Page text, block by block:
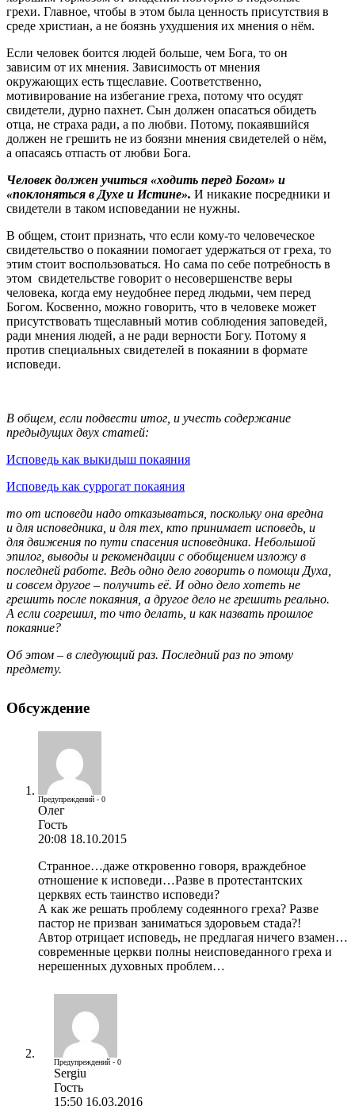
грехи. Главное, чтобы в этом была ценность присутствия в
среде христиан, а не боязнь ухудшения их мнения о нём.
Если человек боится людей больше, чем Бога, то он
зависим от их мнения. Зависимость от мнения
окружающих есть тщеславие. Соответственно,
мотивирование на избегание греха, потому что осудят
свидетели, дурно пахнет. Сын должен опасаться обидеть
отца, не страха ради, а по любви. Потому, покаявшийся
должен не грешить не из боязни мнения свидетелей о нём,
а опасаясь отпасть от любви Бога.
Человек должен учиться «ходить перед Богом» и
«поклоняться в Духе и Истине». И никакие посредники и
свидетели в таком исповедании не нужны.
В общем, стоит признать, что если кому-то человеческое
свидетельство о покаянии помогает удержаться от греха, то
этим стоит воспользоваться. Но сама по себе потребность в
этом свидетельстве говорит о несовершенстве веры
человека, когда ему неудобнее перед людьми, чем перед
Богом. Косвенно, можно говорить, что в человеке может
присутствовать тщеславный мотив соблюдения заповедей,
ради мнения людей, а не ради верности Богу. Потому я
против специальных свидетелей в покаянии в формате
исповеди.
В общем, если подвести итог, и учесть содержание
предыдущих двух статей:
Исповедь как выкидыш покаяния
Исповедь как суррогат покаяния
то от исповеди надо отказываться, поскольку она вредна
и для исповедника, и для тех, кто принимает исповедь, и
для движения по пути спасения исповедника. Небольшой
эпилог, выводы и рекомендации с обобщением изложу в
последней работе. Ведь одно дело говорить о помощи Духа,
и совсем другое – получить её. И одно дело хотеть не
грешить после покаяния, а другое дело не грешить реально.
А если согрешил, то что делать, и как назвать прошлое
покаяние?
Об этом – в следующий раз. Последний раз по этому
предмету.
Обсуждение
Предупреждений - 0
Олег
Гость
20:08 18.10.2015
Странное…даже откровенно говоря, враждебное
отношение к исповеди…Разве в протестантских
церквях есть таинство исповеди?
А как же решать проблему содеянного греха? Разве
пастор не призван заниматься здоровьем стада?!
Автор отрицает исповедь, не предлагая ничего взамен…
современные церкви полны неисповеданного греха и
нерешенных духовных проблем…
Предупреждений - 0
Sergiu
Гость
15:50 16.03.2016